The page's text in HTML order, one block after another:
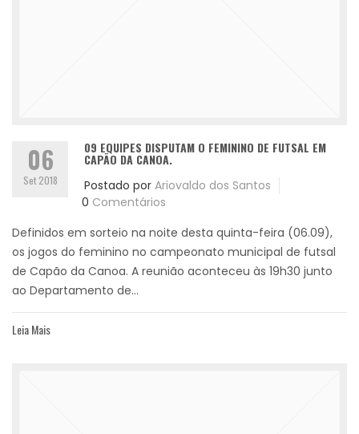
06
Set 2018
09 EQUIPES DISPUTAM O FEMININO DE FUTSAL EM
CAPÃO DA CANOA.
Postado por Ariovaldo dos Santos
0 Comentários
Definidos em sorteio na noite desta quinta-feira (06.09),
os jogos do feminino no campeonato municipal de futsal
de Capão da Canoa. A reunião aconteceu às 19h30 junto
ao Departamento de...
Leia Mais